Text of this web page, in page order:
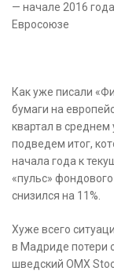
— начале 2016
Евросоюзе
Как уже писали
бумаги на
квартал в среднем
подведем итог,
начала года к
«пульс»
снизился на 11%.
Хуже всего
в Мадриде потери
шведский OMX